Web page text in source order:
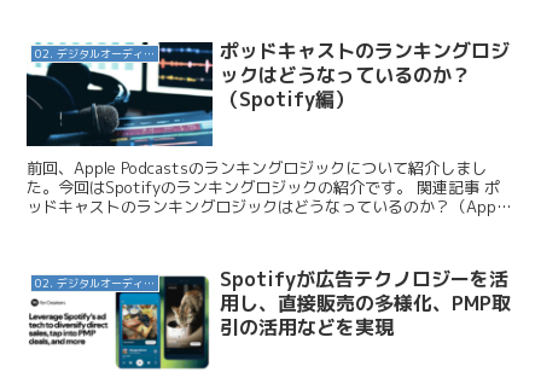
02. デジタルオーディオ広告（音声広告）
ポッドキャストのランキングロジ
ックはどうなっているのか？
（Spotify編）
前回、Apple Podcastsのランキングロジックについて紹介しまし
た。今回はSpotifyのランキングロジックの紹介です。 関連記事 ポ
ッドキャストのランキングロジックはどうなっているのか？（Apple
02. デジタルオーディオ広告（音声広告）
Spotifyが広告テクノロジーを活
用し、直接販売の多様化、PMP取
引の活用などを実現